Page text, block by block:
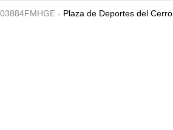
03884FMHGE - Plaza de Deportes del Cerro.